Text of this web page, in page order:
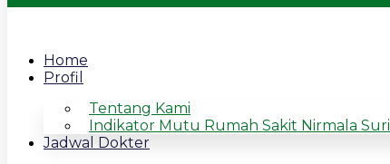
Home
Profil
Tentang Kami
Indikator Mutu Rumah Sakit Nirmala Suri
Jadwal Dokter